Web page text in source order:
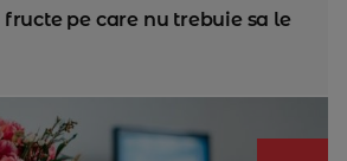
pe care nu trebuie sa le